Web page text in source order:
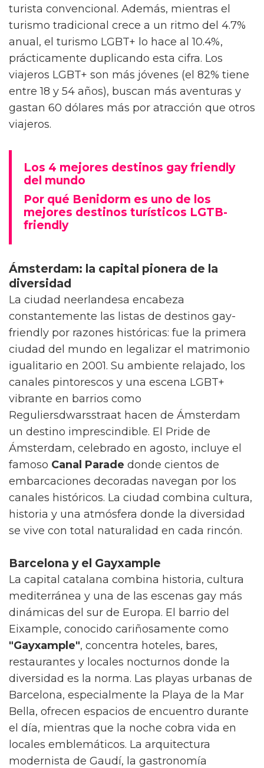
turista convencional. Además, mientras el
turismo tradicional crece a un ritmo del 4.7%
anual, el turismo LGBT+ lo hace al 10.4%,
prácticamente duplicando esta cifra. Los
viajeros LGBT+ son más jóvenes (el 82% tiene
entre 18 y 54 años), buscan más aventuras y
gastan 60 dólares más por atracción que otros
viajeros.
Los 4 mejores destinos gay friendly
del mundo
Por qué Benidorm es uno de los
mejores destinos turísticos LGTB-
friendly
Ámsterdam: la capital pionera de la
diversidad
La ciudad neerlandesa encabeza
constantemente las listas de destinos gay-
friendly por razones históricas: fue la primera
ciudad del mundo en legalizar el matrimonio
igualitario en 2001. Su ambiente relajado, los
canales pintorescos y una escena LGBT+
vibrante en barrios como
Reguliersdwarsstraat hacen de Ámsterdam
un destino imprescindible. El Pride de
Ámsterdam, celebrado en agosto, incluye el
famoso Canal Parade donde cientos de
embarcaciones decoradas navegan por los
canales históricos. La ciudad combina cultura,
historia y una atmósfera donde la diversidad
se vive con total naturalidad en cada rincón.
Barcelona y el Gayxample
La capital catalana combina historia, cultura
mediterránea y una de las escenas gay más
dinámicas del sur de Europa. El barrio del
Eixample, conocido cariñosamente como
"Gayxample", concentra hoteles, bares,
restaurantes y locales nocturnos donde la
diversidad es la norma. Las playas urbanas de
Barcelona, especialmente la Playa de la Mar
Bella, ofrecen espacios de encuentro durante
el día, mientras que la noche cobra vida en
locales emblemáticos. La arquitectura
modernista de Gaudí, la gastronomía